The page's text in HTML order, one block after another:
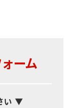
ーム
い ▼